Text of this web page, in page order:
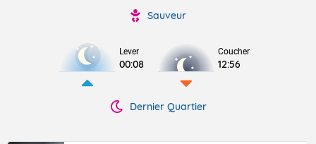
Sauveur
Lever
00:08
Coucher
12:56
Dernier Quartier